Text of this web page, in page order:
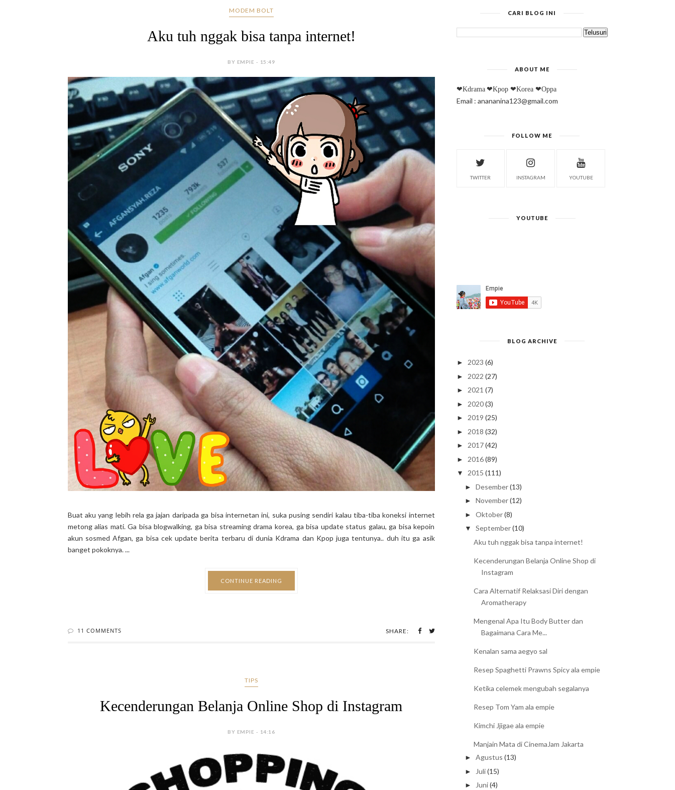
MODEM BOLT
Aku tuh nggak bisa tanpa internet!
BY EMPIE - 15:49
Buat aku yang lebih rela ga jajan daripada ga bisa internetan ini, suka pusing sendiri kalau tiba-tiba koneksi internet
metong alias mati. Ga bisa blogwalking, ga bisa streaming drama korea, ga bisa update status galau, ga bisa kepoin
akun sosmed Afgan, ga bisa cek update berita terbaru di dunia Kdrama dan Kpop juga tentunya.. duh itu ga asik
banget pokoknya. ...
CONTINUE READING
11 COMMENTS SHARE:
TIPS
Kecenderungan Belanja Online Shop di Instagram
BY EMPIE - 14:16
CARI BLOG INI
ABOUT ME
❤Kdrama ❤Kpop ❤Korea ❤Oppa
Email : anananina123@gmail.com
FOLLOW ME
TWITTER INSTAGRAM YOUTUBE
YOUTUBE
BLOG ARCHIVE
► 2023 (6)
► 2022 (27)
► 2021 (7)
► 2020 (3)
► 2019 (25)
► 2018 (32)
► 2017 (42)
► 2016 (89)
▼ 2015 (111)
►Desember(13)
►November(12)
►Oktober(8)
▼ September(10)
Aku tuh nggak bisa tanpa internet!
Kecenderungan Belanja Online Shop di
Instagram
Cara Alternatif Relaksasi Diri dengan
Aromatherapy
Mengenal Apa Itu Body Butter dan
Bagaimana Cara Me...
Kenalan sama aegyo sal
Resep Spaghetti Prawns Spicy ala empie
Ketika celemek mengubah segalanya
Resep Tom Yam ala empie
Kimchi Jjigae ala empie
Manjain Mata di CinemaJam Jakarta
►Agustus (13)
► Juli(15)
► Juni(4)